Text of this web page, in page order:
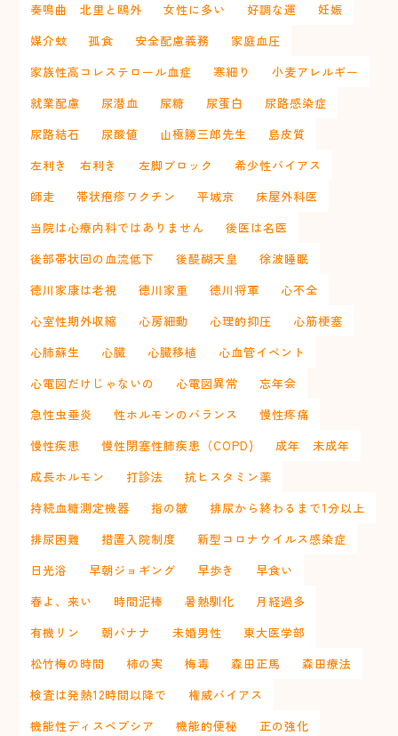
奏鳴曲 北里と鴎外
女性に多い 好調な運
妊娠
媒介蚊
孤食 安全配慮義務
家庭血圧
家族性高コレステロール血症
寒細り
小麦アレルギー
就業配慮
尿潜血 尿糖 尿蛋白
尿路感染症
尿路結石
尿酸値 山極勝三郎先生
島皮質
左利き 右利き
左脚ブロック
希少性バイアス
師走
帯状疱疹ワクチン 平城京
床屋外科医
当院は心療内科ではありません
後医は名医
後部帯状回の血流低下
後醍醐天皇
徐波睡眠
徳川家康は老視
徳川家重 徳川将軍
心不全
心室性期外収縮
心房細動 心理的抑圧
心筋梗塞
心肺蘇生
心臓 心臓移植
心血管イベント
心電図だけじゃないの
心電図異常
忘年会
急性虫垂炎
性ホルモンのバランス
慢性疼痛
慢性疾患
慢性閉塞性肺疾患（COPD)
成年 未成年
成長ホルモン
打診法
抗ヒスタミン薬
持続血糖測定機器
指の皺
排尿から終わるまで1分以上
排尿困難
措置入院制度
新型コロナウイルス感染症
日光浴
早朝ジョギング 早歩き
早食い
春よ、来い
時間泥棒 暑熱馴化
月経過多
有機リン
朝バナナ 未婚男性
東大医学部
松竹梅の時間
柿の実 梅毒 森田正馬
森田療法
検査は発熱12時間以降で
権威バイアス
機能性ディスペプシア
機能的便秘
正の強化